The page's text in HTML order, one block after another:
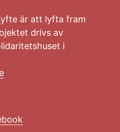
är att lyfta fram
drivs av
i